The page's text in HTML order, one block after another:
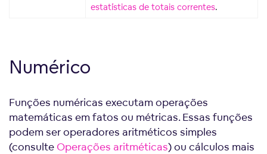
estatísticas de totais correntes.
Numérico
Funções numéricas executam operações
matemáticas em fatos ou métricas. Essas funções
podem ser operadores aritméticos simples
(consulte Operações aritméticas) ou cálculos mais